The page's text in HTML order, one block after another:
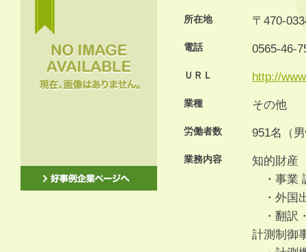
所在地 〒470-
電話 0565-46-
ＵＲＬ http://
業種 その他
労働者数 951名（
業務内容
知的財産
・事業
・外国
・翻訳
計測制御